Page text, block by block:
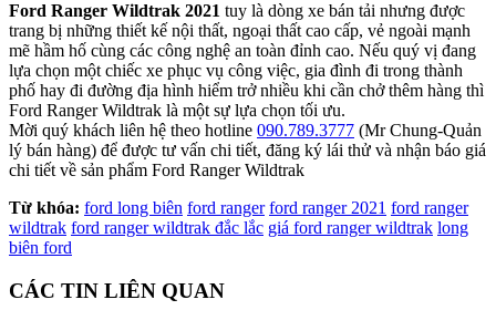
Ford Ranger Wildtrak 2021 tuy là dòng xe bán tải nhưng được
trang bị những thiết kế nội thất, ngoại thất cao cấp, vẻ ngoài mạnh
mẽ hầm hố cùng các công nghệ an toàn đỉnh cao. Nếu quý vị đang
lựa chọn một chiếc xe phục vụ công việc, gia đình đi trong thành
phố hay đi đường địa hình hiểm trở nhiều khi cần chở thêm hàng thì
Ford Ranger Wildtrak là một sự lựa chọn tối ưu.
Mời quý khách liên hệ theo hotline 090.789.3777 (Mr Chung-Quản
lý bán hàng) để được tư vấn chi tiết, đăng ký lái thử và nhận báo giá
chi tiết về sản phẩm Ford Ranger Wildtrak
Từ khóa: ford long biên ford ranger ford ranger 2021 ford ranger
wildtrak ford ranger wildtrak đắc lắc giá ford ranger wildtrak long
biên ford
CÁC TIN LIÊN QUAN